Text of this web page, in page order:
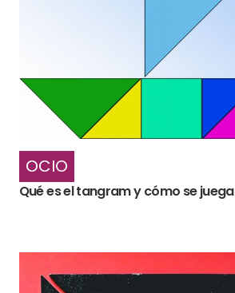
OCIO
Qué es el tangram y cómo se juega